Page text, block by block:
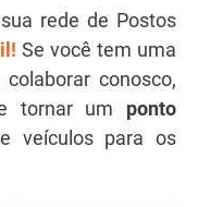
rede de Postos
Se você tem uma
conosco,
tornar um ponto
veículos para os